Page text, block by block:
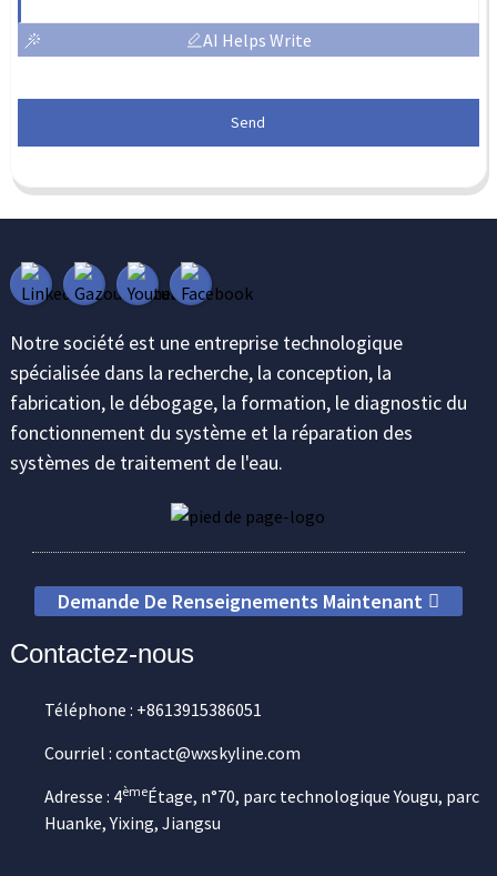
AI Helps Write
Send
Notre société est une entreprise technologique
spécialisée dans la recherche, la conception, la
fabrication, le débogage, la formation, le diagnostic du
fonctionnement du système et la réparation des
systèmes de traitement de l'eau.
Demande De Renseignements Maintenant
Contactez-nous
Téléphone : +8613915386051
Courriel : contact@wxskyline.com
Adresse : 4èmeÉtage, n°70, parc technologique Yougu, parc
Huanke, Yixing, Jiangsu